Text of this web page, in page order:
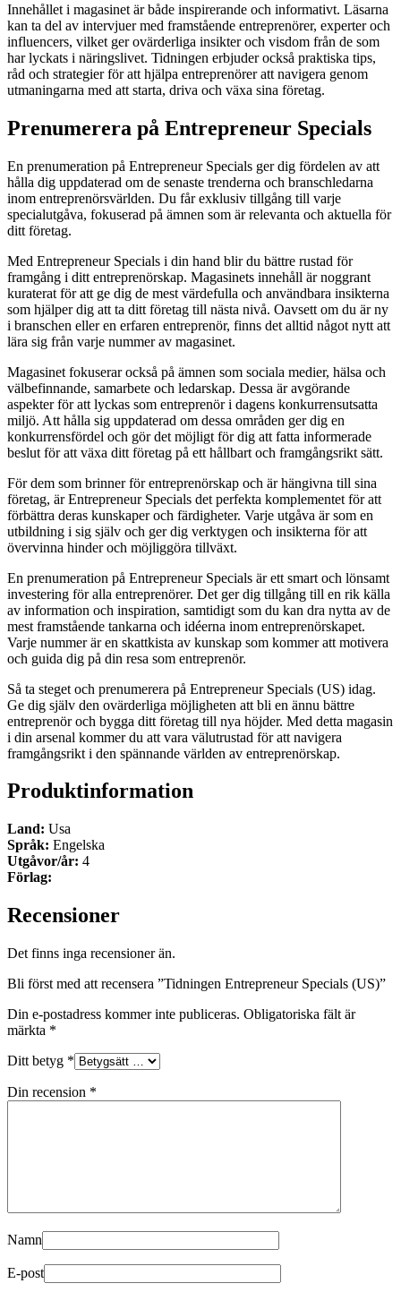
Innehållet i magasinet är både inspirerande och informativt. Läsarna
kan ta del av intervjuer med framstående entreprenörer, experter och
influencers, vilket ger ovärderliga insikter och visdom från de som
har lyckats i näringslivet. Tidningen erbjuder också praktiska tips,
råd och strategier för att hjälpa entreprenörer att navigera genom
utmaningarna med att starta, driva och växa sina företag.
Prenumerera på Entrepreneur Specials
En prenumeration på Entrepreneur Specials ger dig fördelen av att
hålla dig uppdaterad om de senaste trenderna och branschledarna
inom entreprenörsvärlden. Du får exklusiv tillgång till varje
specialutgåva, fokuserad på ämnen som är relevanta och aktuella för
ditt företag.
Med Entrepreneur Specials i din hand blir du bättre rustad för
framgång i ditt entreprenörskap. Magasinets innehåll är noggrant
kuraterat för att ge dig de mest värdefulla och användbara insikterna
som hjälper dig att ta ditt företag till nästa nivå. Oavsett om du är ny
i branschen eller en erfaren entreprenör, finns det alltid något nytt att
lära sig från varje nummer av magasinet.
Magasinet fokuserar också på ämnen som sociala medier, hälsa och
välbefinnande, samarbete och ledarskap. Dessa är avgörande
aspekter för att lyckas som entreprenör i dagens konkurrensutsatta
miljö. Att hålla sig uppdaterad om dessa områden ger dig en
konkurrensfördel och gör det möjligt för dig att fatta informerade
beslut för att växa ditt företag på ett hållbart och framgångsrikt sätt.
För dem som brinner för entreprenörskap och är hängivna till sina
företag, är Entrepreneur Specials det perfekta komplementet för att
förbättra deras kunskaper och färdigheter. Varje utgåva är som en
utbildning i sig själv och ger dig verktygen och insikterna för att
övervinna hinder och möjliggöra tillväxt.
En prenumeration på Entrepreneur Specials är ett smart och lönsamt
investering för alla entreprenörer. Det ger dig tillgång till en rik källa
av information och inspiration, samtidigt som du kan dra nytta av de
mest framstående tankarna och idéerna inom entreprenörskapet.
Varje nummer är en skattkista av kunskap som kommer att motivera
och guida dig på din resa som entreprenör.
Så ta steget och prenumerera på Entrepreneur Specials (US) idag.
Ge dig själv den ovärderliga möjligheten att bli en ännu bättre
entreprenör och bygga ditt företag till nya höjder. Med detta magasin
i din arsenal kommer du att vara välutrustad för att navigera
framgångsrikt i den spännande världen av entreprenörskap.
Produktinformation
Land: Usa
Språk: Engelska
Utgåvor/år: 4
Förlag:
Recensioner
Det finns inga recensioner än.
Bli först med att recensera ”Tidningen Entrepreneur Specials (US)”
Din e-postadress kommer inte publiceras. Obligatoriska fält är
märkta *
Ditt betyg *
Din recension *
Namn
E-post